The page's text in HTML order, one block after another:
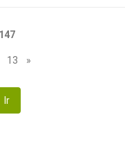
147
13 »
Ir